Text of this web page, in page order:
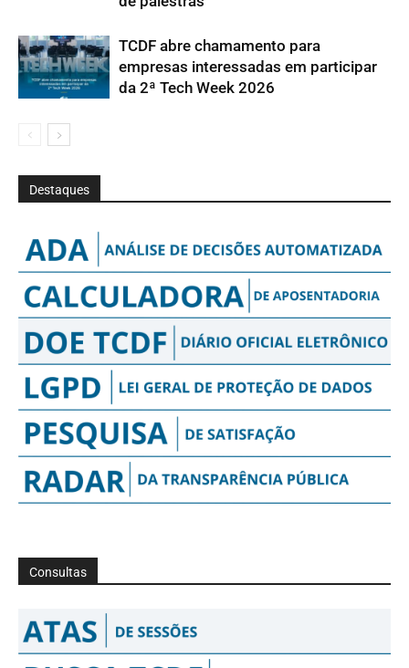
TCDF abre chamamento para
empresas interessadas em participar
da 2ª Tech Week 2026
Destaques
Consultas